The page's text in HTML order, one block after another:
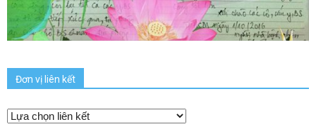
Đơn vị liên kết